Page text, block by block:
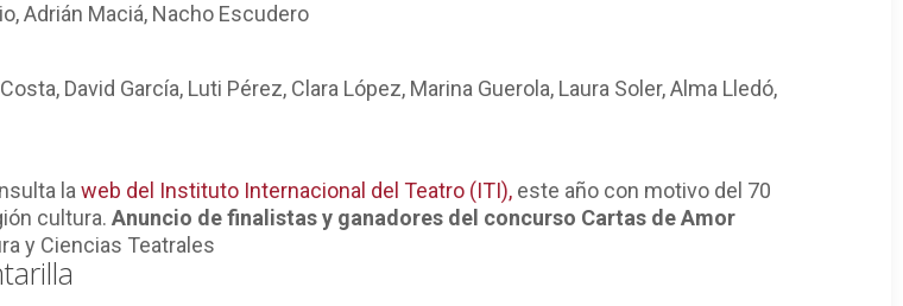
Adrián Maciá, Nacho Escudero
David García, Luti Pérez, Clara López, Marina Guerola, Laura Soler, Alma Lledó,
la web del Instituto Internacional del Teatro (ITI), este año con motivo del 70
cultura. Anuncio de finalistas y ganadores del concurso Cartas de Amor
y Ciencias Teatrales